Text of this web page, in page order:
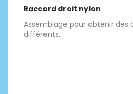
Raccord droit nylon
Assemblage pour obtenir des
différents.